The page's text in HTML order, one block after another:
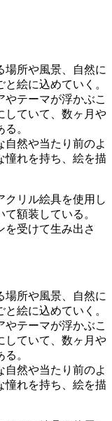
場所や風景、自然に
絵に込めていく。
テーマが浮かぶこ
していて、数ヶ月や
。
自然や当たり前のよ
憧れを持ち、絵を描
クリル絵具を使用し
額装している。
を受けて生み出さ
場所や風景、自然に
絵に込めていく。
テーマが浮かぶこ
していて、数ヶ月や
。
自然や当たり前のよ
憧れを持ち、絵を描